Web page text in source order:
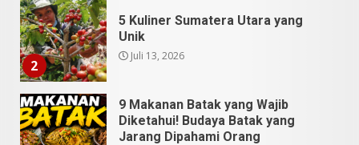
3
Diketahui! Budaya Batak yang
Jarang Dipahami Orang
Indonesia
Datu Batak: Misteri Tanah
Batak Terungkap!